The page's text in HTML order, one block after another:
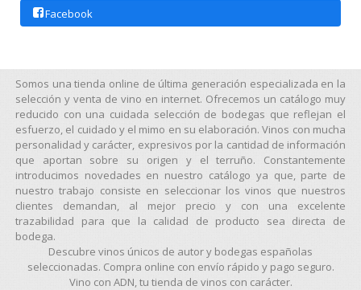
Facebook
Somos una tienda online de última generación especializada en la
selección y venta de vino en internet. Ofrecemos un catálogo muy
reducido con una cuidada selección de bodegas que reflejan el
esfuerzo, el cuidado y el mimo en su elaboración. Vinos con mucha
personalidad y carácter, expresivos por la cantidad de información
que aportan sobre su origen y el terruño. Constantemente
introducimos novedades en nuestro catálogo ya que, parte de
nuestro trabajo consiste en seleccionar los vinos que nuestros
clientes demandan, al mejor precio y con una excelente
trazabilidad para que la calidad de producto sea directa de
bodega.
Descubre vinos únicos de autor y bodegas españolas
seleccionadas. Compra online con envío rápido y pago seguro.
Vino con ADN, tu tienda de vinos con carácter.